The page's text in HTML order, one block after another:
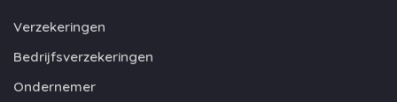
Verzekeringen
Bedrijfsverzekeringen
Ondernemer